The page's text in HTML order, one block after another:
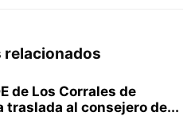
de Los Corrales de
traslada al consejero de...